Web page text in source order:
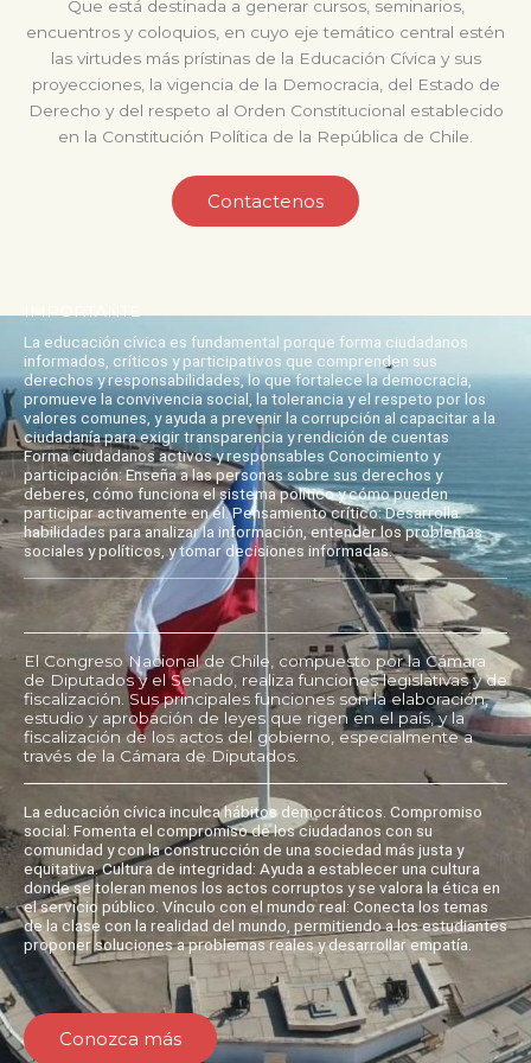
Que está destinada a generar cursos, seminarios,
encuentros y coloquios, en cuyo eje temático central estén
las virtudes más prístinas de la Educación Cívica y sus
proyecciones, la vigencia de la Democracia, del Estado de
Derecho y del respeto al Orden Constitucional establecido
en la Constitución Política de la República de Chile.
Contactenos
La educación cívica es fundamental porque forma ciudadanos
informados, críticos y participativos que comprenden sus
derechos y responsabilidades, lo que fortalece la democracia,
promueve la convivencia social, la tolerancia y el respeto por los
valores comunes, y ayuda a prevenir la corrupción al capacitar a la
ciudadanía para exigir transparencia y rendición de cuentas
Forma ciudadanos activos y responsables Conocimiento y
participación: Enseña a las personas sobre sus derechos y
deberes, cómo funciona el sistema político y cómo pueden
participar activamente en él. Pensamiento crítico: Desarrolla
habilidades para analizar la información, entender los problemas
sociales y políticos, y tomar decisiones informadas.
El Congreso Nacional de Chile, compuesto por la Cámara
de Diputados y el Senado, realiza funciones legislativas y de
fiscalización. Sus principales funciones son la elaboración,
estudio y aprobación de leyes que rigen en el país, y la
fiscalización de los actos del gobierno, especialmente a
través de la Cámara de Diputados.
La educación cívica inculca hábitos democráticos. Compromiso
social: Fomenta el compromiso de los ciudadanos con su
comunidad y con la construcción de una sociedad más justa y
equitativa. Cultura de integridad: Ayuda a establecer una cultura
donde se toleran menos los actos corruptos y se valora la ética en
el servicio público. Vínculo con el mundo real: Conecta los temas
de la clase con la realidad del mundo, permitiendo a los estudiantes
proponer soluciones a problemas reales y desarrollar empatía.
Conozca más